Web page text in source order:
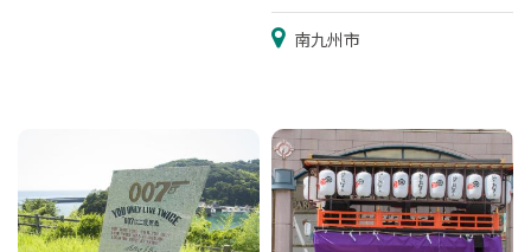
南九州市